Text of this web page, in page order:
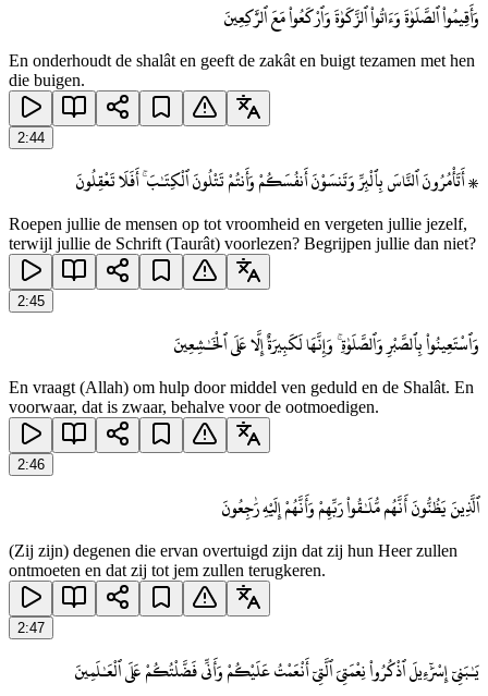
وَأَقِيمُوا۟ ٱلصَّلَوٰةَ وَءَاتُوا۟ ٱلزَّكَوٰةَ وَٱرْكَعُوا۟ مَعَ ٱلرَّٰكِعِينَ
En onderhoudt de shalât en geeft de zakât en buigt tezamen met hen
die buigen.
2:44
۞ أَتَأْمُرُونَ ٱلنَّاسَ بِٱلْبِرِّ وَتَنسَوْنَ أَنفُسَكُمْ وَأَنتُمْ تَتْلُونَ ٱلْكِتَـٰبَ ۚ أَفَلَا تَعْقِلُونَ
Roepen jullie de mensen op tot vroomheid en vergeten jullie jezelf,
terwijl jullie de Schrift (Taurât) voorlezen? Begrijpen jullie dan niet?
2:45
وَٱسْتَعِينُوا۟ بِٱلصَّبْرِ وَٱلصَّلَوٰةِ ۚ وَإِنَّهَا لَكَبِيرَةٌ إِلَّا عَلَى ٱلْخَـٰشِعِينَ
En vraagt (Allah) om hulp door middel ven geduld en de Shalât. En
voorwaar, dat is zwaar, behalve voor de ootmoedigen.
2:46
ٱلَّذِينَ يَظُنُّونَ أَنَّهُم مُّلَـٰقُوا۟ رَبِّهِمْ وَأَنَّهُمْ إِلَيْهِ رَٰجِعُونَ
(Zij zijn) degenen die ervan overtuigd zijn dat zij hun Heer zullen
ontmoeten en dat zij tot jem zullen terugkeren.
2:47
يَـٰبَنِىٓ إِسْرَٰٓءِيلَ ٱذْكُرُوا۟ نِعْمَتِىَ ٱلَّتِىٓ أَنْعَمْتُ عَلَيْكُمْ وَأَنِّى فَضَّلْتُكُمْ عَلَى ٱلْعَـٰلَمِينَ